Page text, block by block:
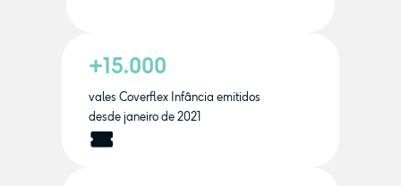
+15.000
vales Coverflex Infância emitidos
desde janeiro de 2021